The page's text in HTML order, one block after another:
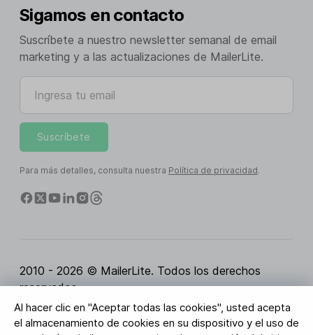
Al hacer clic en "Aceptar todas las cookies", usted acepta
el almacenamiento de cookies en su dispositivo y el uso de
Sigamos en contacto
Suscríbete a nuestro newsletter semanal de email
marketing y a las actualizaciones de MailerLite.
Ingresa tu email
Suscríbete
Para más detalles, consulta nuestra Política de privacidad.
2010 - 2026 © MailerLite. Todos los derechos
reservados.
Condiciones del servicio
Política de privacidad
Página de Confianza
Configuración de cookies